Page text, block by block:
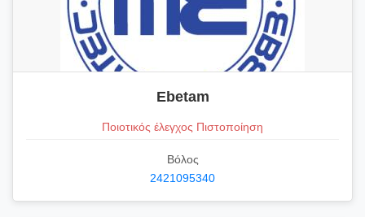
Ebetam
Ποιοτικός έλεγχος Πιστοποίηση
Βόλος
2421095340